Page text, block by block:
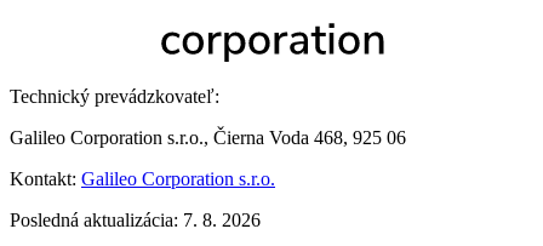
Technický prevádzkovateľ:
Galileo Corporation s.r.o., Čierna Voda 468, 925 06
Kontakt: Galileo Corporation s.r.o.
Posledná aktualizácia: 7. 8. 2026